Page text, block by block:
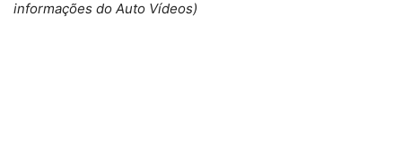
informações do Auto Vídeos)